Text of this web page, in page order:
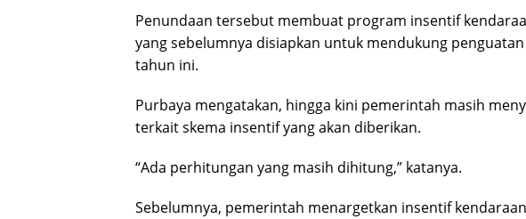
Penundaan tersebut membuat program insentif
yang sebelumnya disiapkan untuk mendukung
tahun ini.
Purbaya mengatakan, hingga kini pemerintah masih
terkait skema insentif yang akan diberikan.
“Ada perhitungan yang masih dihitung,” katanya.
Sebelumnya, pemerintah menargetkan insentif